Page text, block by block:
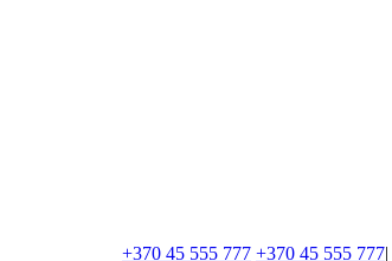
+370 45 555 777 +370 45 555 777|